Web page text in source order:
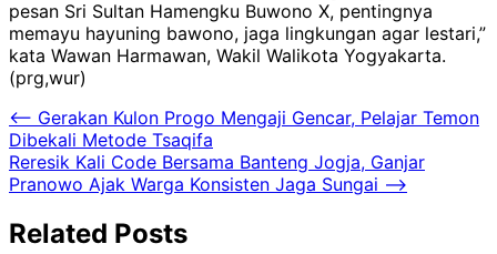
pesan Sri Sultan Hamengku Buwono X, pentingnya
memayu hayuning bawono, jaga lingkungan agar lestari,”
kata Wawan Harmawan, Wakil Walikota Yogyakarta.
(prg,wur)
Navigasi
pos
⟵ Gerakan Kulon Progo Mengaji Gencar, Pelajar Temon
Dibekali Metode Tsaqifa
Reresik Kali Code Bersama Banteng Jogja, Ganjar
Pranowo Ajak Warga Konsisten Jaga Sungai ⟶
Related Posts